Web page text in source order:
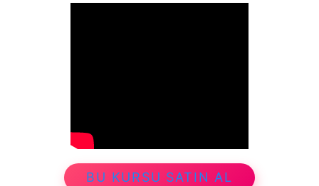
BU KURSU SATIN AL